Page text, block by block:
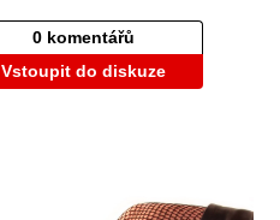
0 komentářů
Vstoupit do diskuze